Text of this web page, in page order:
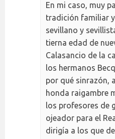
En mi caso, muy
tradición familiar
sevillano y
tierna edad de
Calasancio de la
los hermanos
por qué sinrazón,
honda raigambre
los profesores de
ojeador para el
dirigía a los que